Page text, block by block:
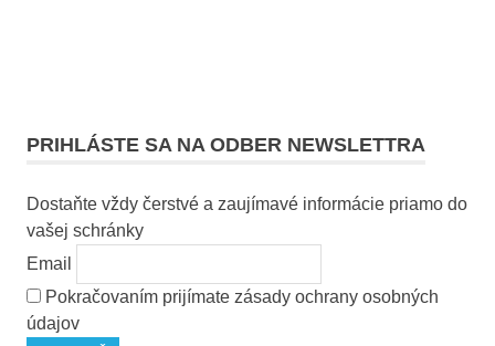
PRIHLÁSTE SA NA ODBER NEWSLETTRA
Dostaňte vždy čerstvé a zaujímavé informácie priamo do
vašej schránky
Email
Pokračovaním prijímate zásady ochrany osobných
údajov